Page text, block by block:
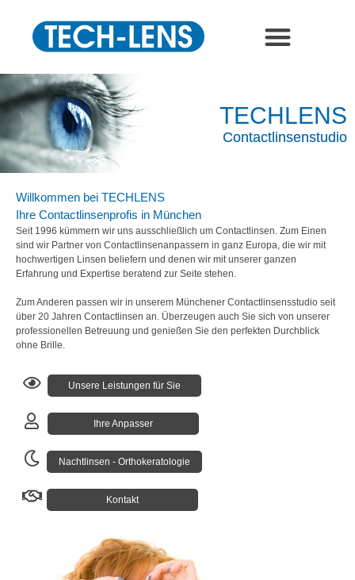
TECHLENS
Contactlinsenstudio
Willkommen bei TECHLENS
Ihre Contactlinsenprofis in München
Seit 1996 kümmern wir uns ausschließlich um Contactlinsen. Zum Einen
sind wir Partner von Contactlinsenanpassern in ganz Europa, die wir mit
hochwertigen Linsen beliefern und denen wir mit unserer ganzen
Erfahrung und Expertise beratend zur Seite stehen.
Zum Anderen passen wir in unserem Münchener Contactlinsensstudio seit
über 20 Jahren Contactlinsen an. Überzeugen auch Sie sich von unserer
professionellen Betreuung und genießen Sie den perfekten Durchblick
ohne Brille.
Unsere Leistungen für Sie
Ihre Anpasser
Nachtlinsen - Orthokeratologie
Kontakt